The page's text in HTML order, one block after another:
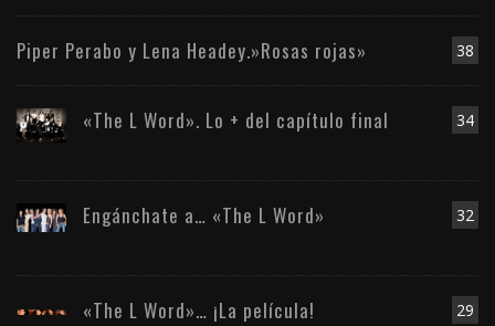
38
Piper Perabo y Lena Headey.»Rosas rojas»
34
«The L Word». Lo + del capítulo final
32
Engánchate a… «The L Word»
29
«The L Word»… ¡La película!